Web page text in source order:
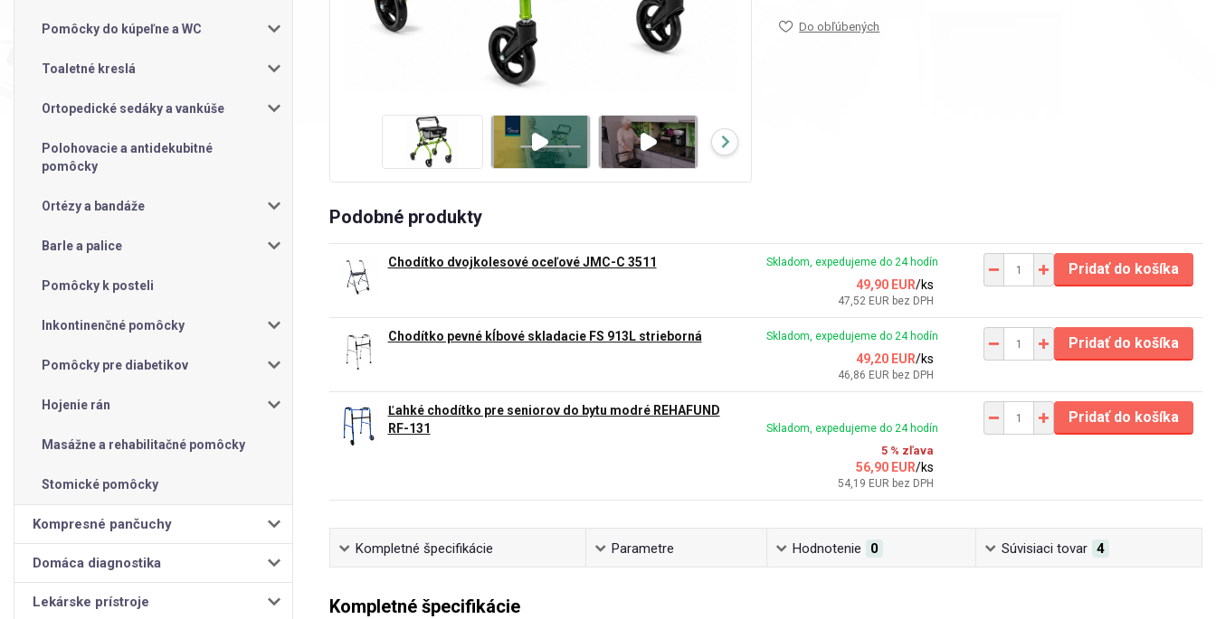
Pomôcky do kúpeľne a WC
Toaletné kreslá
Ortopedické sedáky a vankúše
Polohovacie a antidekubitné
pomôcky
Ortézy a bandáže
Barle a palice
Pomôcky k posteli
Inkontinenčné pomôcky
Pomôcky pre diabetikov
Hojenie rán
Masážne a rehabilitačné pomôcky
Stomické pomôcky
Kompresné pančuchy
Domáca diagnostika
Lekárske prístroje
Do obľúbených
Podobné produkty
Chodítko dvojkolesové oceľové JMC-C 3511
49,90 EUR/ks
47,52 EUR bez DPH
Skladom, expedujeme do 24 hodín Pridať do košíka
Chodítko pevné kĺbové skladacie FS 913L strieborná
49,20 EUR/ks
46,86 EUR bez DPH
Skladom, expedujeme do 24 hodín Pridať do košíka
Ľahké chodítko pre seniorov do bytu modré REHAFUND
RF-131
5 % zľava
56,90 EUR/ks
54,19 EUR bez DPH
Skladom, expedujeme do 24 hodín
Pridať do košíka
Kompletné špecifikácie Parametre Hodnotenie 0 Súvisiaci tovar 4
Kompletné špecifikácie